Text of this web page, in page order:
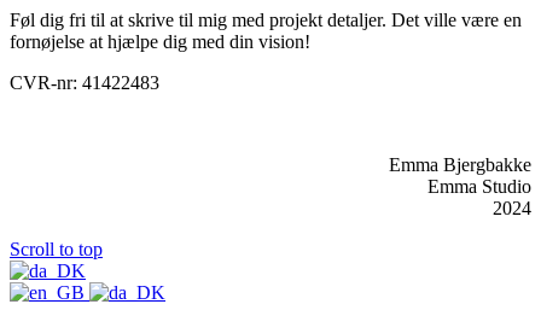
Føl dig fri til at skrive til mig med projekt detaljer. Det ville være en
fornøjelse at hjælpe dig med din vision!
CVR-nr: 41422483
Emma Bjergbakke
Emma Studio
2024
Scroll to top